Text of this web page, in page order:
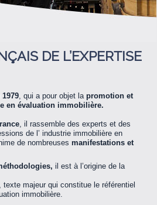
DE L’EXPERTISE
, qui a pour objet la promotion et
en évaluation immobilière.
, il rassemble des experts et des
de l’ industrie immobilière en
de nombreuses manifestations et
il est à l’origine de la
, texte majeur qui constitue le référentiel
immobilière.